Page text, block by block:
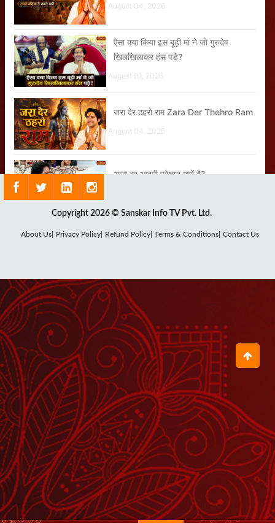
August 04, 2026
ऐसा क्या किया इस बूढ़ी मां ने जो गुरुदेव
खिलखिलाकर हंस पड़े?
August 01, 2026
जरा देर ठहरो राम Zara Der Thehro Ram
August 04, 2026
आज का आदमी परेशान क्यों है?
जब गुरुदेव ने बताया श्रीलंका जाने का अनुभव
हमारा Mindset नकारात्मक नहीं, सकारात्मक
हो
August 06, 2026
हनुमान जी ने लंका जाते समय अंगूठी अपने मुंह में
ही क्यों रखी थी?
August 05, 2026
तुम्हारे बेटे का नशा छूटेगा, छूटेगा, छूटेगा
July 30, 2026
जब इस भक्त ने हिला दिया गुरुदेव का पूरा मंच
August 04, 2026
Copyright 2026 © Sanskar Info TV Pvt. Ltd.
About Us| Privacy Policy| Refund Policy| Terms & Conditions| Contact Us